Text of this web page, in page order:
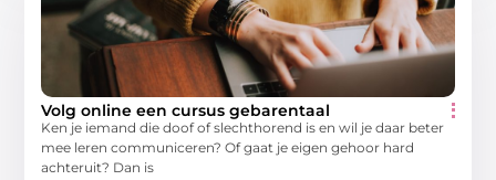
Volg online een cursus gebarentaal
Ken je iemand die doof of slechthorend is en wil je daar beter
mee leren communiceren? Of gaat je eigen gehoor hard
achteruit? Dan is